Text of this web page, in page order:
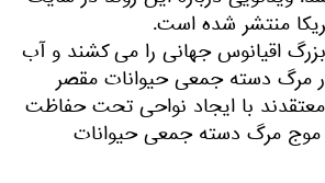
منتشر شده است.
اقیانوس جهانی را می کشند و آب
در مرگ دسته جمعی حیوانات مقصر
با ایجاد نواحی تحت حفاظت
مرگ دسته جمعی حیوانات